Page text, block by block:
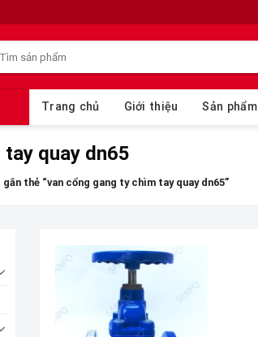
Trang chủ Giới thiệu Sản phẩm
quay dn65
gắn thẻ “van cổng gang ty chìm tay quay dn65”